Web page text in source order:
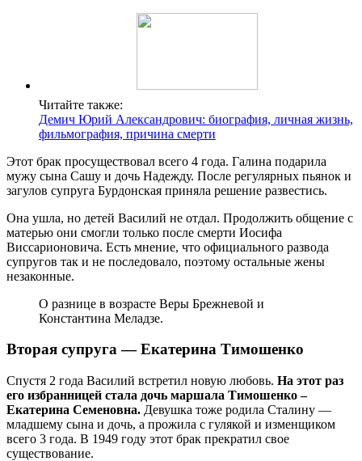
Читайте также:
Демич Юрий Александрович: биография, личная жизнь,
фильмография, причина смерти
Этот брак просуществовал всего 4 года. Галина подарила
мужу сына Сашу и дочь Надежду. После регулярных пьянок и
загулов супруга Бурдонская приняла решение развестись.
Она ушла, но детей Василий не отдал. Продолжить общение с
матерью они смогли только после смерти Иосифа
Виссарионовича. Есть мнение, что официального развода
супругов так и не последовало, поэтому остальные жены
незаконные.
О разнице в возрасте Веры Брежневой и
Константина Меладзе.
Вторая супруга — Екатерина Тимошенко
Спустя 2 года Василий встретил новую любовь. На этот раз
его избранницей стала дочь маршала Тимошенко –
Екатерина Семеновна. Девушка тоже родила Сталину —
младшему сына и дочь, а прожила с гулякой и изменщиком
всего 3 года. В 1949 году этот брак прекратил свое
существование.